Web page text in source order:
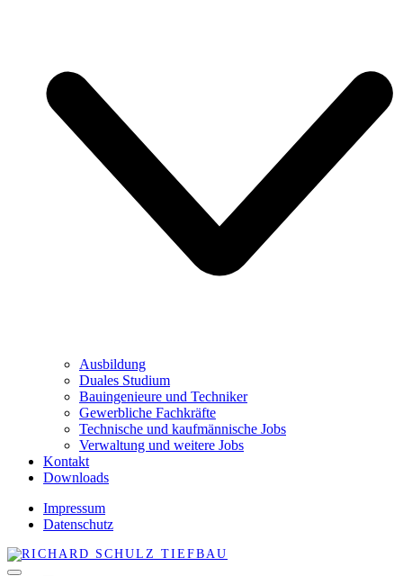
Ausbildung
Duales Studium
Bauingenieure und Techniker
Gewerbliche Fachkräfte
Technische und kaufmännische Jobs
Verwaltung und weitere Jobs
Kontakt
Downloads
Impressum
Datenschutz